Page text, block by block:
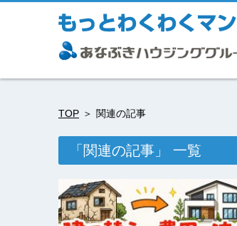
TOP 関連の記事
「関連の記事」 一覧